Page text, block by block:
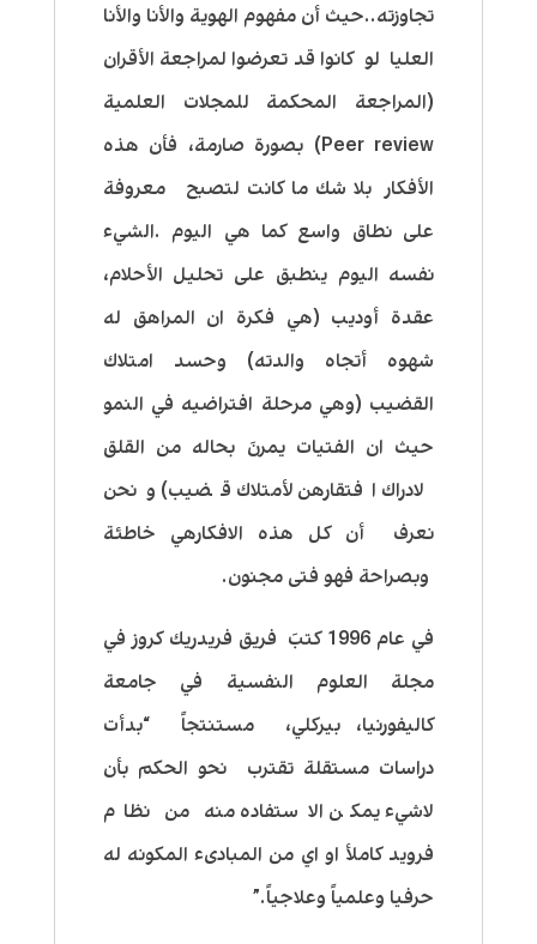
تجاوزته..حيث أن مفهوم الهوية والأنا والأنا
العليا لو كانوا قد تعرضوا لمراجعة الأقران
(المراجعة المحكمة للمجلات العلمية
Peer review) بصورة صارمة، فأن هذه
الأفكار بلا شك ما كانت لتصبح معروفة
على نطاق واسع كما هي اليوم .الشيء
نفسه اليوم ينطبق على تحليل الأحلام،
عقدة أوديب (هي فكرة ان المراهق له
شهوه أتجاه والدته) وحسد امتلاك
القضيب (وهي مرحلة افتراضيه في النمو
حيث ان الفتيات يمرنَ بحاله من القلق
لادراك افتقارهن لأمتلاك قضيب) ونحن
نعرف أن كل هذه الافكارهي خاطئة
وبصراحة فهو فتى مجنون.
في عام 1996 كتبَ فريق فريدريك كروز في
مجلة العلوم النفسية في جامعة
كاليفورنيا، بيركلي، مستنتجاً “بدأت
دراسات مستقلة تقترب نحو الحكم بأن
لاشيء يمكن الاستفاده منه من نظام
فرويد كاملأ او اي من المبادىء المكونه له
حرفيا وعلمياً وعلاجياً.”